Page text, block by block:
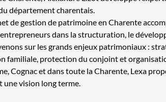
département charentais.
de gestion de patrimoine en Charente
dans la structuration, le
sur les grands enjeux patrimoniaux :
familiale, protection du conjoint et
Cognac et dans toute la Charente, Lexa
une vision long terme.